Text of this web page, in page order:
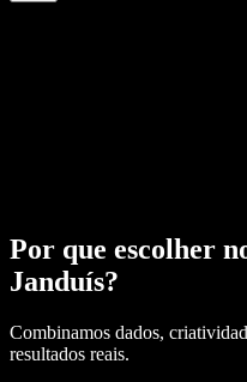
Por que escolher
Janduís?
Combinamos dados,
resultados reais.